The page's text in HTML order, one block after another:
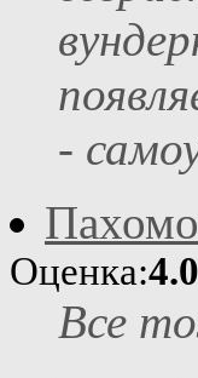
-
Оценка:
Все